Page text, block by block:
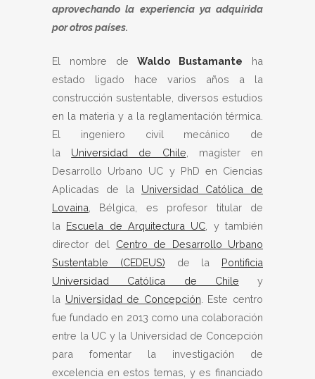
aprovechando la experiencia ya adquirida
por otros países.
El nombre deWaldo Bustamante ha
estado ligado hace varios años a la
construcción sustentable, diversos estudios
en la materia y a la reglamentación térmica.
El ingeniero civil mecánico de
la Universidad de Chile , magíster en
Desarrollo Urbano UC y PhD en Ciencias
Aplicadas de la Universidad Católica de
Lovaina , Bélgica, es profesor titular de
la Escuela de Arquitectura UC , y también
director del Centro de Desarrollo Urbano
Sustentable (CEDEUS) de la Pontificia
Universidad Católica de Chile y
la Universidad de Concepción . Este centro
fue fundado en 2013 como una colaboración
entre la UC y la Universidad de Concepción
para fomentar la investigación de
excelencia en estos temas, y es financiado